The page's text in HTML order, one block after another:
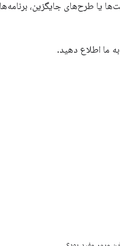
طرح‌های جایگزین،
ما اطلاع دهید.